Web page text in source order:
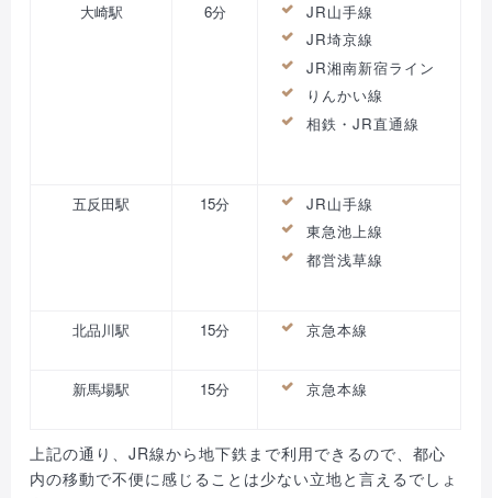
大崎駅
6分
JR山手線
JR埼京線
JR湘南新宿ライン
りんかい線
相鉄・JR直通線
五反田駅 15分
JR山手線
東急池上線
都営浅草線
北品川駅 15分 京急本線
新馬場駅 15分 京急本線
上記の通り、JR線から地下鉄まで利用できるので、都心
内の移動で不便に感じることは少ない立地と言えるでしょ